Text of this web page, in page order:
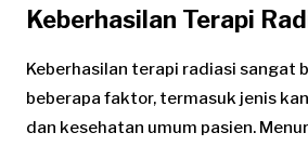
Keberhasilan Terapi
Keberhasilan terapi radiasi sangat
beberapa faktor, termasuk jenis
dan kesehatan umum pasien.